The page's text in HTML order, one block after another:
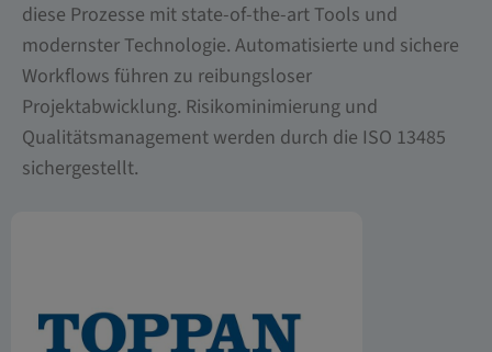
diese Prozesse mit state-of-the-art Tools und
modernster Technologie. Automatisierte und sichere
Workflows führen zu reibungsloser
Projektabwicklung. Risikominimierung und
Qualitätsmanagement werden durch die ISO 13485
sichergestellt.